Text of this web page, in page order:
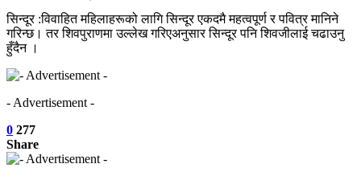
सिन्दूर :विवाहित महिलाहरूको लागि सिन्दूर एकदमै महत्वपूर्ण र पवित्र मानिने
गरिन्छ। तर शिवपुराणमा उल्लेख गरिएअनुसार सिन्दूर पनि शिवजीलाई चढाउनु
हुँदैन ।
- Advertisement -
0 277
Share